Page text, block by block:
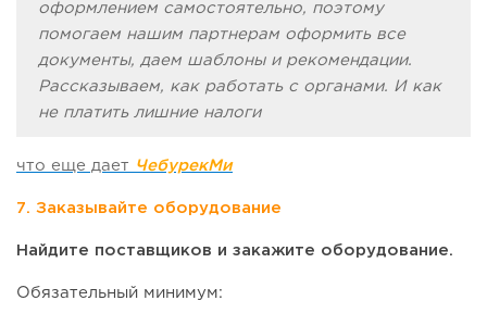
оформлением самостоятельно, поэтому
помогаем нашим партнерам оформить все
документы, даем шаблоны и рекомендации.
Рассказываем, как работать с органами. И как
не платить лишние налоги
что еще дает ЧебурекМи
7. Заказывайте оборудование
Найдите поставщиков и закажите оборудование.
Обязательный минимум: